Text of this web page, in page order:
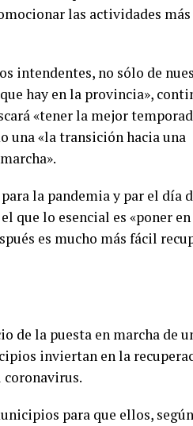
las actividades más
intendentes, no sólo de
hay en la provincia»,
«tener la mejor
una «la transición hacia una
la pandemia y par el día
que lo esencial es «poner
es mucho más fácil
de la puesta en marcha de
inviertan en la
para que ellos,